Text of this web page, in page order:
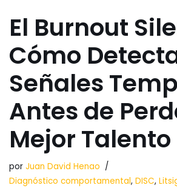
El Burnout
Cómo
Señales
Antes de
Mejor Talento
por Juan David Henao
Diagnóstico comportamental, DISC,